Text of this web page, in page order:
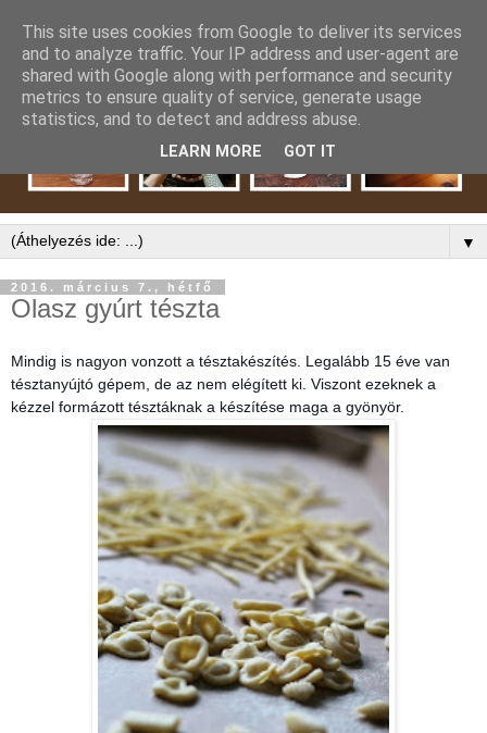
▼
2016. március 7., hétfő
Olasz gyúrt tészta
Mindig is nagyon vonzott a tésztakészítés. Legalább 15 éve van
tésztanyújtó gépem, de az nem elégített ki. Viszont ezeknek a
kézzel formázott tésztáknak a készítése maga a gyönyör.
This site uses cookies from Google to deliver its services
and to analyze traffic. Your IP address and user-agent are
shared with Google along with performance and security
metrics to ensure quality of service, generate usage
statistics, and to detect and address abuse.
LEARN MORE GOT IT